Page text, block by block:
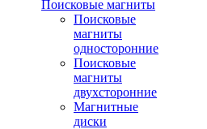
Поисковые магниты
Поисковые
магниты
односторонние
Поисковые
магниты
двухсторонние
Магнитные
диски